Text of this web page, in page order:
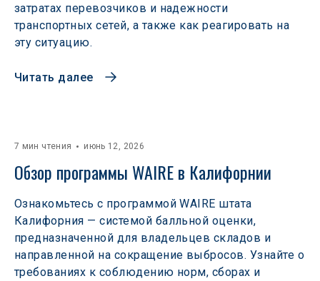
затратах перевозчиков и надежности
транспортных сетей, а также как реагировать на
эту ситуацию.
Читать далее
7 мин чтения июнь 12, 2026
Обзор программы WAIRE в Калифорнии
Ознакомьтесь с программой WAIRE штата
Калифорния — системой балльной оценки,
предназначенной для владельцев складов и
направленной на сокращение выбросов. Узнайте о
требованиях к соблюдению норм, сборах и